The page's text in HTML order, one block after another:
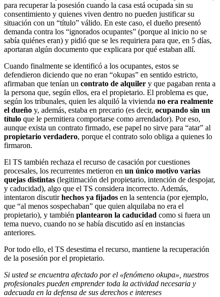
para recuperar la posesión cuando la casa está ocupada sin su
consentimiento y quienes viven dentro no pueden justificar su
situación con un “título” válido. En este caso, el dueño presentó
demanda contra los “ignorados ocupantes” (porque al inicio no se
sabía quiénes eran) y pidió que se les requiriera para que, en 5 días,
aportaran algún documento que explicara por qué estaban allí.
Cuando finalmente se identificó a los ocupantes, estos se
defendieron diciendo que no eran “okupas” en sentido estricto,
afirmaban que tenían un contrato de alquiler y que pagaban renta a
la persona que, según ellos, era el propietario. El problema es que,
según los tribunales, quien les alquiló la vivienda no era realmente
el dueño y, además, estaba en precario (es decir, ocupando sin un
título que le permitiera comportarse como arrendador). Por eso,
aunque exista un contrato firmado, ese papel no sirve para “atar” al
propietario verdadero, porque el contrato solo obliga a quienes lo
firmaron.
El TS también rechaza el recurso de casación por cuestiones
procesales, los recurrentes metieron en un único motivo varias
quejas distintas (legitimación del propietario, intención de despojar,
y caducidad), algo que el TS considera incorrecto. Además,
intentaron discutirhechos ya fijados en la sentencia (por ejemplo,
que “al menos sospechaban” que quien alquilaba no era el
propietario), y también plantearon la caducidad como si fuera un
tema nuevo, cuando no se había discutido así en instancias
anteriores.
Por todo ello, el TS desestima el recurso, mantiene la recuperación
de la posesión por el propietario.
Si usted se encuentra afectado por el «fenómeno okupa», nuestros
profesionales pueden emprender toda la actividad necesaria y
adecuada en la defensa de sus derechos e intereses